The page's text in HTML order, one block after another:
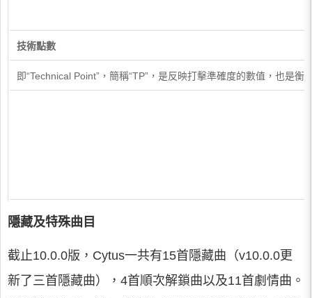
技術點數
即“Technical Point”，簡稱“TP”，是反映打擊準確度的數值，也是
隱藏及特殊曲目
截止10.0.0版，Cytus一共有15首隱藏曲（v10.0.0更
新了三首隱藏曲），4首順次解鎖曲以及11首劇情曲。